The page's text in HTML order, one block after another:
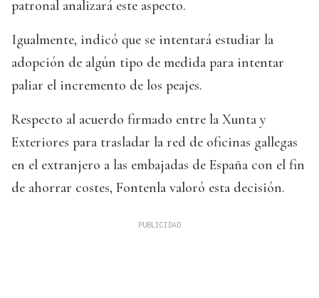
patronal analizará este aspecto.
Igualmente, indicó que se intentará estudiar la
adopción de algún tipo de medida para intentar
paliar el incremento de los peajes.
Respecto al acuerdo firmado entre la Xunta y
Exteriores para trasladar la red de oficinas gallegas
en el extranjero a las embajadas de España con el fin
de ahorrar costes, Fontenla valoró esta decisión.